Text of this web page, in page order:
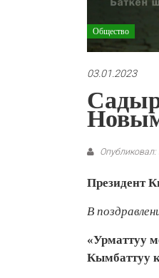
Общество
03.01.2023
Президент
В
«Урматтуу
Кымбаттуу